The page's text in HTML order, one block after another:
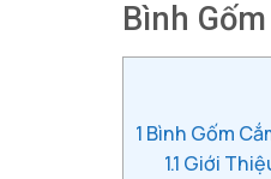
Bình
1 Bình Gốm
1.1 Giới